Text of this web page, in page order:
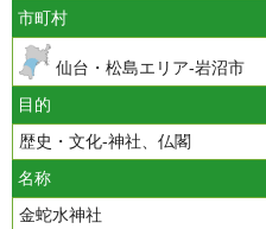
市町村
仙台・松島エリア-岩沼市
目的
歴史・文化-神社、仏閣
名称
金蛇水神社